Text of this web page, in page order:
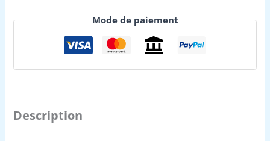
Mode de paiement
Description